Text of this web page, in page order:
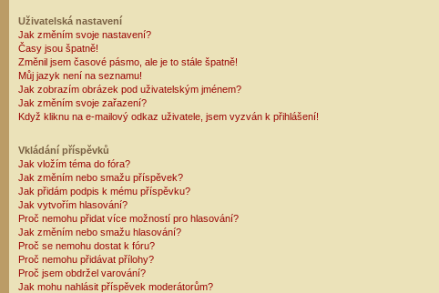
Uživatelská nastavení
Jak změním svoje nastavení?
Časy jsou špatně!
Změnil jsem časové pásmo, ale je to stále špatně!
Můj jazyk není na seznamu!
Jak zobrazím obrázek pod uživatelským jménem?
Jak změním svoje zařazení?
Když kliknu na e-mailový odkaz uživatele, jsem vyzván k přihlášení!
Vkládání příspěvků
Jak vložím téma do fóra?
Jak změním nebo smažu příspěvek?
Jak přidám podpis k mému příspěvku?
Jak vytvořím hlasování?
Proč nemohu přidat více možností pro hlasování?
Jak změním nebo smažu hlasování?
Proč se nemohu dostat k fóru?
Proč nemohu přidávat přílohy?
Proč jsem obdržel varování?
Jak mohu nahlásit příspěvek moderátorům?